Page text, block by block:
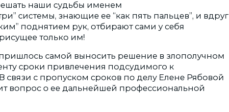
наши судьбы именем
системы, знающие ее “как пять пальцев”, и вдруг
поднятием рук, отбирают сами у себя
только им!
пришлось самой выносить решение в злополучном
сроки привлечения подсудимого к
связи с пропуском сроков по делу Елене Рябовой
вопрос о ее дальнейшей профессиональной